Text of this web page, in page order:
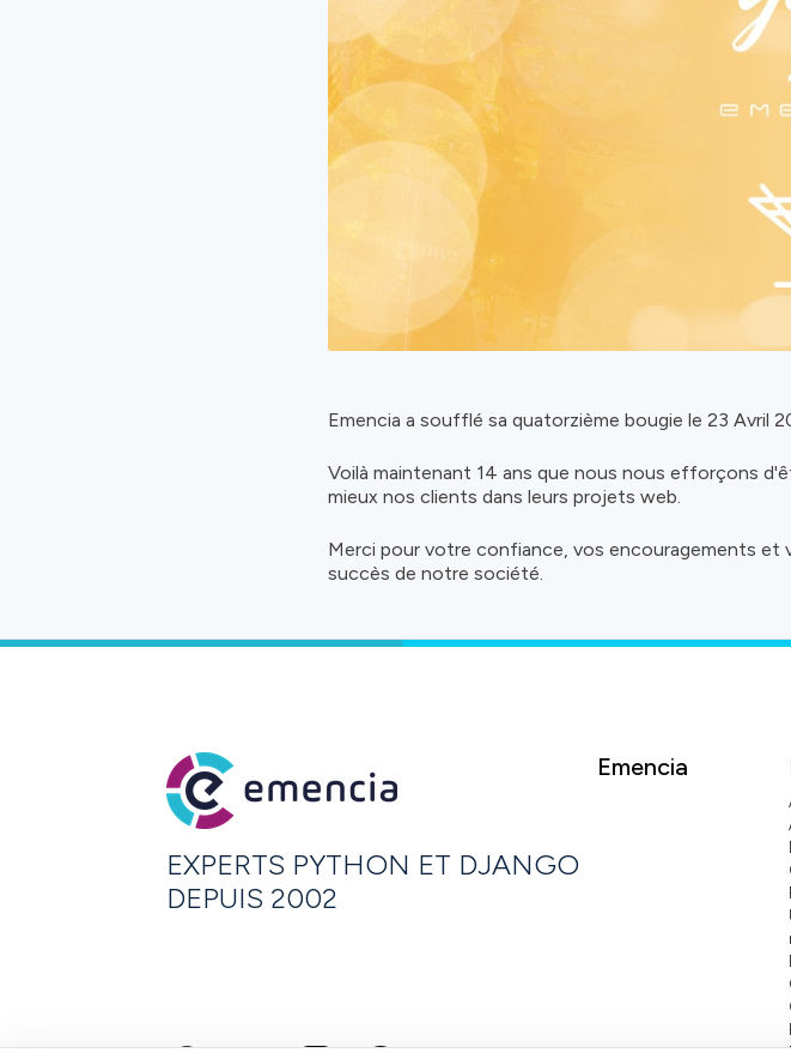
Emencia a soufflé sa quatorzième bougie le 23 Avril
Voilà maintenant 14 ans que nous nous efforçons
mieux nos clients dans leurs projets web.
Merci pour votre confiance, vos encouragements
succès de notre société.
EXPERTS PYTHON ET DJANGO
DEPUIS 2002
Emencia